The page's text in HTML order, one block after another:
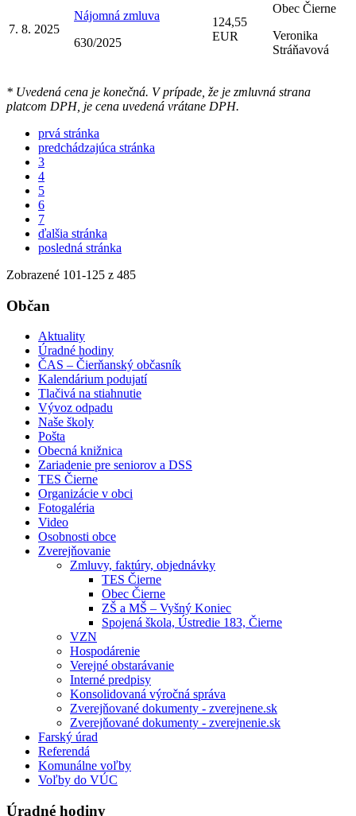
7. 8. 2025
Nájomná zmluva
630/2025
124,55
EUR
Obec Čierne
Veronika
Stráňavová
* Uvedená cena je konečná. V prípade, že je zmluvná strana
platcom DPH, je cena uvedená vrátane DPH.
prvá stránka
predchádzajúca stránka
3
4
5
6
7
ďalšia stránka
posledná stránka
Zobrazené 101-125 z 485
Občan
Aktuality
Úradné hodiny
ČAS – Čierňanský občasník
Kalendárium podujatí
Tlačivá na stiahnutie
Vývoz odpadu
Naše školy
Pošta
Obecná knižnica
Zariadenie pre seniorov a DSS
TES Čierne
Organizácie v obci
Fotogaléria
Video
Osobnosti obce
Zverejňovanie
Zmluvy, faktúry, objednávky
TES Čierne
Obec Čierne
ZŠ a MŠ – Vyšný Koniec
Spojená škola, Ústredie 183, Čierne
VZN
Hospodárenie
Verejné obstarávanie
Interné predpisy
Konsolidovaná výročná správa
Zverejňované dokumenty - zverejnene.sk
Zverejňované dokumenty - zverejnenie.sk
Farský úrad
Referendá
Komunálne voľby
Voľby do VÚC
Úradné hodiny